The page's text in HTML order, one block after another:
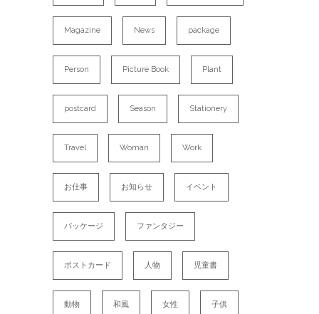
Magazine News package
Person Picture Book Plant
postcard Season Stationery
Travel Woman Work
お仕事 お知らせ イベント
パッケージ ファンタジー
ポストカード 人物 児童書
動物 和風 女性 子供